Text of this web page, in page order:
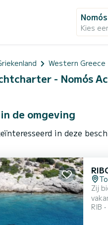
Kies
Western Greece
- Nomós
de omgeving
in deze
Zij
ook
RIB